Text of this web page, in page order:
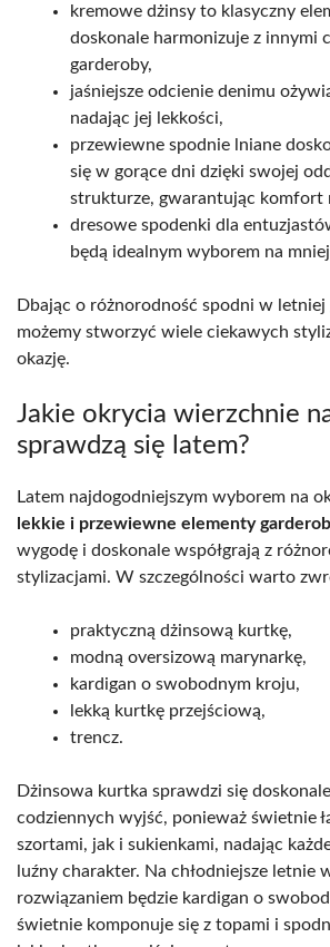
kremowe dżinsy to klasyczny
doskonale harmonizuje z innymi
garderoby,
jaśniejsze odcienie denimu
nadając jej lekkości,
przewiewne spodnie lniane
się w gorące dni dzięki swojej
strukturze, gwarantując komfort
dresowe spodenki dla
będą idealnym wyborem na
Dbając o różnorodność spodni w letniej
możemy stworzyć wiele ciekawych
okazję.
Jakie okrycia wierzchnie
sprawdzą się latem?
Latem najdogodniejszym wyborem na
lekkie i przewiewne elementy
wygodę i doskonale współgrają z
stylizacjami. W szczególności warto
praktyczną dżinsową kurtkę,
modną oversizową marynarkę,
kardigan o swobodnym kroju,
lekką kurtkę przejściową,
trencz.
Dżinsowa kurtka sprawdzi się
codziennych wyjść, ponieważ świetnie
szortami, jak i sukienkami, nadając
luźny charakter. Na chłodniejsze letnie
rozwiązaniem będzie kardigan o
świetnie komponuje się z topami i